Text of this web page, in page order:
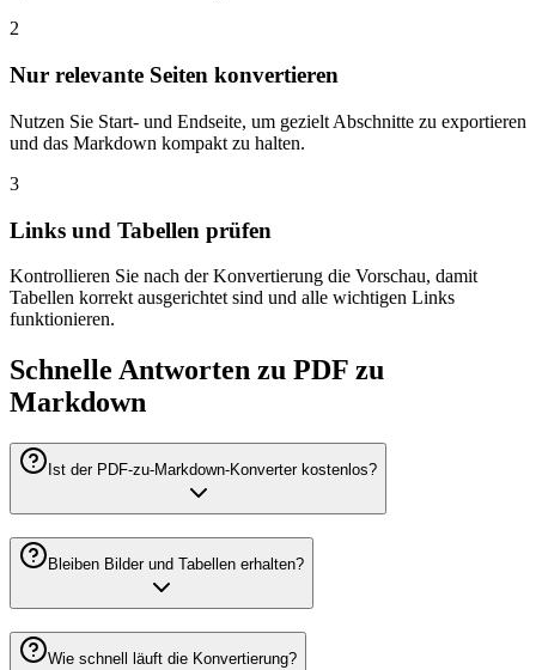
2
Nur relevante Seiten konvertieren
Nutzen Sie Start- und Endseite, um gezielt Abschnitte zu exportieren
und das Markdown kompakt zu halten.
3
Links und Tabellen prüfen
Kontrollieren Sie nach der Konvertierung die Vorschau, damit
Tabellen korrekt ausgerichtet sind und alle wichtigen Links
funktionieren.
Schnelle Antworten zu PDF zu
Markdown
Ist der PDF-zu-Markdown-Konverter kostenlos?
Bleiben Bilder und Tabellen erhalten?
Wie schnell läuft die Konvertierung?